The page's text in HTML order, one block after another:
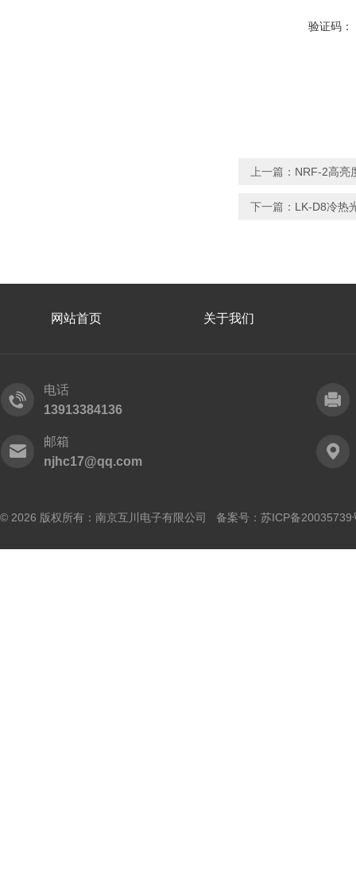
验证码：
上一篇： NRF-2高亮
下一篇： LK-D8冷热
网站首页 关于我们
电话
13913384136
邮箱
njhc17@qq.com
© 2026 版权所有：南京互川电子有限公司 备案号： 苏ICP备20035739